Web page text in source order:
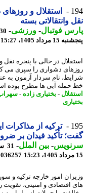
استقلال و روزهای
وانتقالاتی بسته
فوتبال-ورزشی-
30
1405، 15:27
در حالی با پنجره نقل
دشواری را سپری می کند
نام سردار آزمون به عنوان
آبی ها مطرح بوده است.
-بختیاری زاده - سهراب
ترکیه از مذاکرات
تأکید فیدان بر ضرورت
-بین الملل-
31
82036257
امور خارجه ترکیه و سوریه
اقتصادی و امنیتی، تقویت